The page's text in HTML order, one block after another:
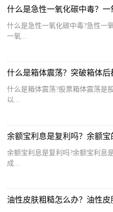
什么是急性一氧化碳中毒？一
什么是急性一氧化碳中毒?急性一
一氧...
什么是箱体震荡？突破箱体后
什么是箱体震荡?股票箱体震荡是
以...
余额宝利息是复利吗？余额宝
余额宝利息是复利吗?余额宝利息
成...
油性皮肤粗糙怎么办？油性皮